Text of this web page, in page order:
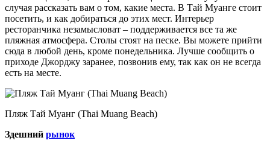
случая рассказать вам о том, какие места. В Тай Муанге стоит
посетить, и как добираться до этих мест. Интерьер
ресторанчика незамысловат – поддерживается все та же
пляжная атмосфера. Столы стоят на песке. Вы можете прийти
сюда в любой день, кроме понедельника. Лучше сообщить о
приходе Джорджу заранее, позвонив ему, так как он не всегда
есть на месте.
Пляж Тай Муанг (Thai Muang Beach)
Здешний рынок